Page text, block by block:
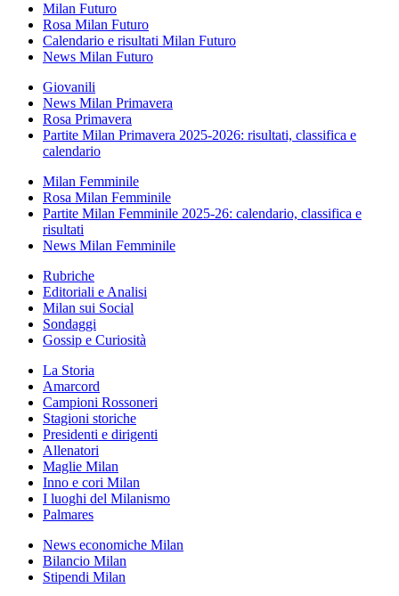
Milan Futuro
Rosa Milan Futuro
Calendario e risultati Milan Futuro
News Milan Futuro
Giovanili
News Milan Primavera
Rosa Primavera
Partite Milan Primavera 2025-2026: risultati, classifica e
calendario
Milan Femminile
Rosa Milan Femminile
Partite Milan Femminile 2025-26: calendario, classifica e
risultati
News Milan Femminile
Rubriche
Editoriali e Analisi
Milan sui Social
Sondaggi
Gossip e Curiosità
La Storia
Amarcord
Campioni Rossoneri
Stagioni storiche
Presidenti e dirigenti
Allenatori
Maglie Milan
Inno e cori Milan
I luoghi del Milanismo
Palmares
News economiche Milan
Bilancio Milan
Stipendi Milan